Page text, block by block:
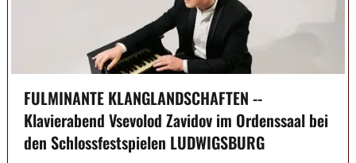
FULMINANTE KLANGLANDSCHAFTEN --
Klavierabend Vsevolod Zavidov im Ordenssaal bei
den Schlossfestspielen LUDWIGSBURG